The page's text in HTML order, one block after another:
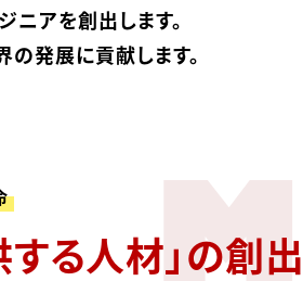
ニアを創出します。
発展に貢献します。
る人材」の創出